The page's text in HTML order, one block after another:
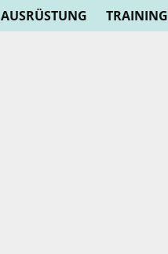
AUSRÜSTUNG TRAINING